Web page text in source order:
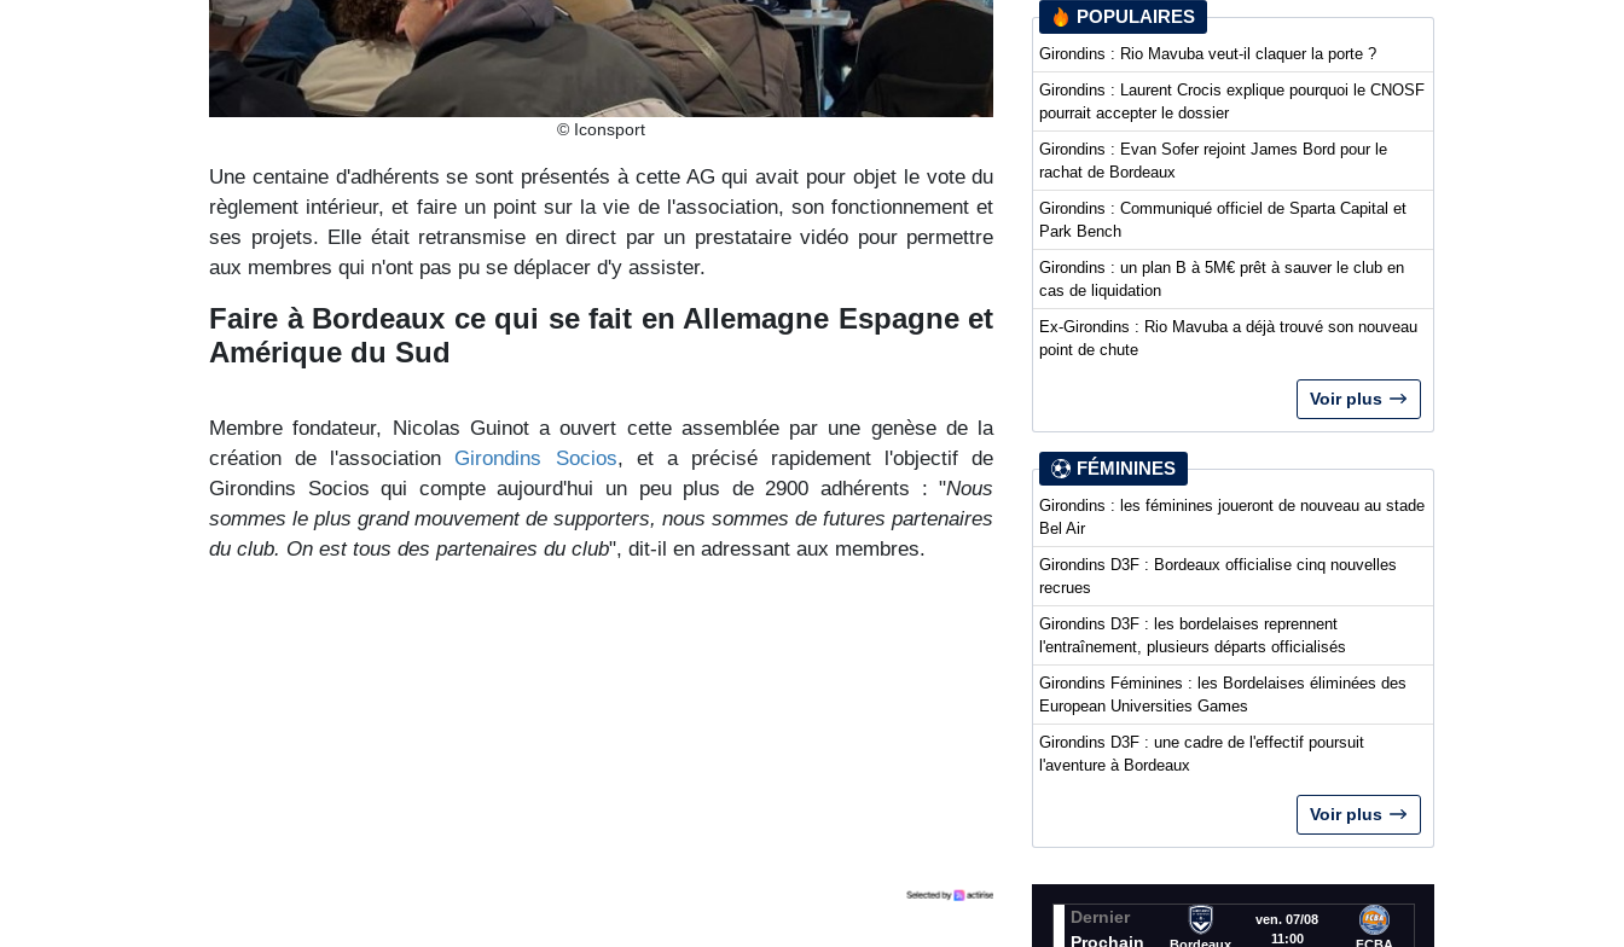
© Iconsport
Une centaine d'adhérents se sont présentés à cette AG qui avait pour objet le vote du
règlement intérieur, et faire un point sur la vie de l'association, son fonctionnement et
ses projets. Elle était retransmise en direct par un prestataire vidéo pour permettre
aux membres qui n'ont pas pu se déplacer d'y assister.
Faire à Bordeaux ce qui se fait en Allemagne Espagne et
Amérique du Sud
Membre fondateur, Nicolas Guinot a ouvert cette assemblée par une genèse de la
création de l'association Girondins Socios, et a précisé rapidement l'objectif de
Girondins Socios qui compte aujourd'hui un peu plus de 2900 adhérents : "Nous
sommes le plus grand mouvement de supporters, nous sommes de futures partenaires
du club. On est tous des partenaires du club", dit-il en adressant aux membres.
POPULAIRES
Girondins : Rio Mavuba veut-il claquer la porte ?
Girondins : Laurent Crocis explique pourquoi le CNOSF
pourrait accepter le dossier
Girondins : Evan Sofer rejoint James Bord pour le
rachat de Bordeaux
Girondins : Communiqué officiel de Sparta Capital et
Park Bench
Girondins : un plan B à 5M€ prêt à sauver le club en
cas de liquidation
Ex-Girondins : Rio Mavuba a déjà trouvé son nouveau
point de chute
Voir plus
FÉMININES
Girondins : les féminines joueront de nouveau au stade
Bel Air
Girondins D3F : Bordeaux officialise cinq nouvelles
recrues
Girondins D3F : les bordelaises reprennent
l'entraînement, plusieurs départs officialisés
Girondins Féminines : les Bordelaises éliminées des
European Universities Games
Girondins D3F : une cadre de l'effectif poursuit
l'aventure à Bordeaux
Voir plus
Dernier
Prochain
ven. 07/08
11:00